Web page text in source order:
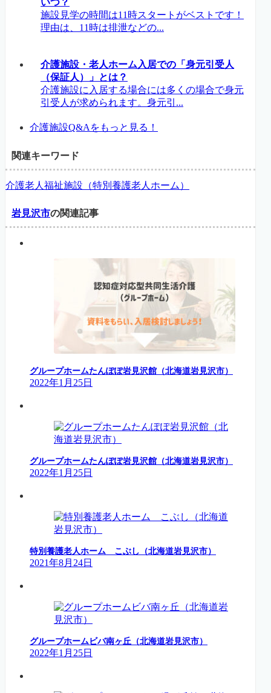
施設見学の時間は11時スタートがベストです！
理由は、11時は排泄などの...
介護施設・老人ホーム入居での「身元引受人
（保証人）」とは？
介護施設に入居する場合には多くの場合で身元
引受人が求められます。身元引...
介護施設Q&Aをもっと見る！
関連キーワード
介護老人福祉施設（特別養護老人ホーム）
岩見沢市の関連記事
グループホームたんぽぽ岩見沢館（北海道岩見沢市）
2022年1月25日
グループホームたんぽぽ岩見沢館（北海道岩見沢市）
2022年1月25日
特別養護老人ホーム こぶし（北海道岩見沢市）
2021年8月24日
グループホームビバ南ヶ丘（北海道岩見沢市）
2022年1月25日